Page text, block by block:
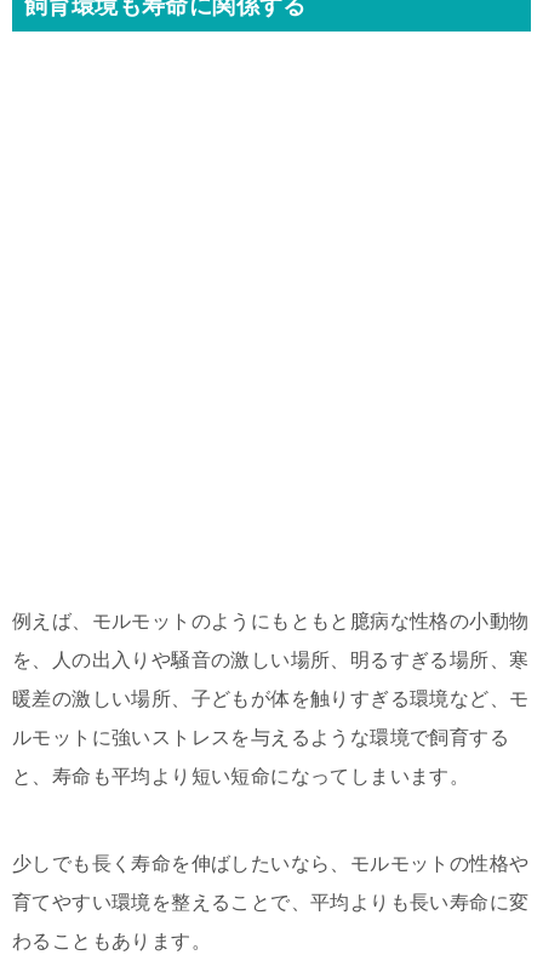
飼育環境も寿命に関係する
例えば、モルモットのようにもともと臆病な性格の小動物
を、人の出入りや騒音の激しい場所、明るすぎる場所、寒
暖差の激しい場所、子どもが体を触りすぎる環境など、モ
ルモットに強いストレスを与えるような環境で飼育する
と、寿命も平均より短い短命になってしまいます。
少しでも長く寿命を伸ばしたいなら、モルモットの性格や
育てやすい環境を整えることで、平均よりも長い寿命に変
わることもあります。